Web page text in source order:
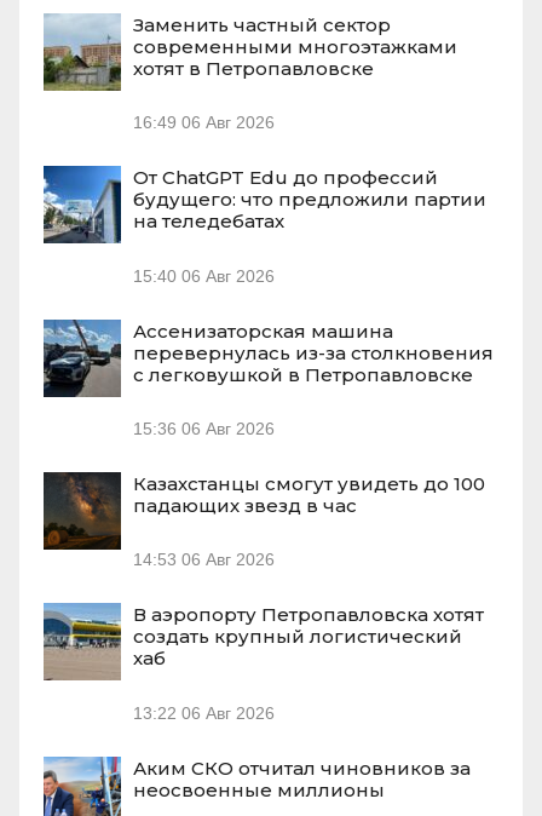
Заменить частный сектор
современными многоэтажками
хотят в Петропавловске
16:49 06 Авг 2026
От ChatGPT Edu до профессий
будущего: что предложили партии
на теледебатах
15:40 06 Авг 2026
Ассенизаторская машина
перевернулась из-за столкновения
с легковушкой в Петропавловске
15:36 06 Авг 2026
Казахстанцы смогут увидеть до 100
падающих звезд в час
14:53 06 Авг 2026
В аэропорту Петропавловска хотят
создать крупный логистический
хаб
13:22 06 Авг 2026
Аким СКО отчитал чиновников за
неосвоенные миллионы